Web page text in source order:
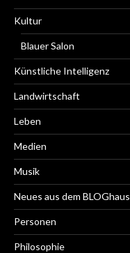
Kultur
Blauer Salon
Künstliche Intelligenz
Landwirtschaft
Leben
Medien
Musik
Neues aus dem BLOGhaus
Personen
Philosophie